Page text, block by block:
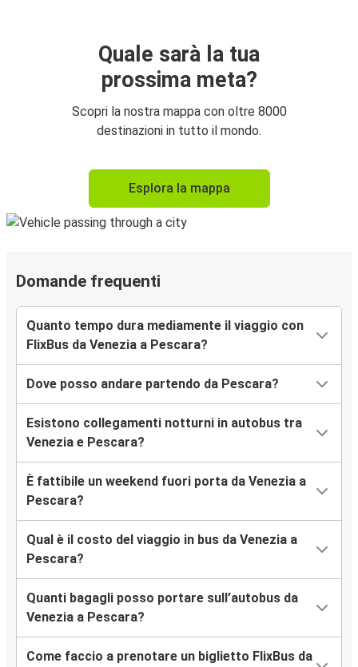
Quale sarà la tua
prossima meta?
Scopri la nostra mappa con oltre 8000
destinazioni in tutto il mondo.
Esplora la mappa
Domande frequenti
Quanto tempo dura mediamente il viaggio con
FlixBus da Venezia a Pescara?
Dove posso andare partendo da Pescara?
Esistono collegamenti notturni in autobus tra
Venezia e Pescara?
È fattibile un weekend fuori porta da Venezia a
Pescara?
Qual è il costo del viaggio in bus da Venezia a
Pescara?
Quanti bagagli posso portare sull’autobus da
Venezia a Pescara?
Come faccio a prenotare un biglietto FlixBus da